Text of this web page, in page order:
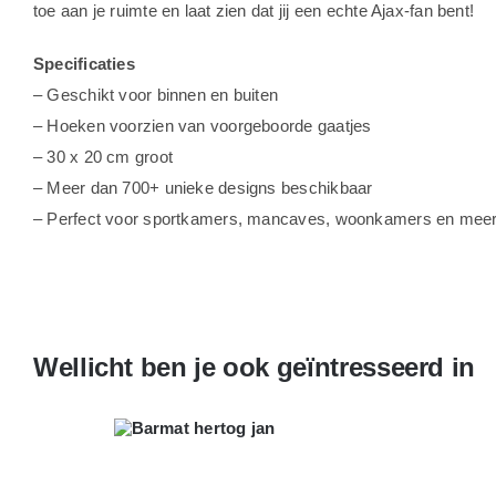
toe aan je ruimte en laat zien dat jij een echte Ajax-fan bent!
Specificaties
– Geschikt voor binnen en buiten
– Hoeken voorzien van voorgeboorde gaatjes
– 30 x 20 cm groot
– Meer dan 700+ unieke designs beschikbaar
– Perfect voor sportkamers, mancaves, woonkamers en meer
Wellicht ben je ook geïntresseerd in